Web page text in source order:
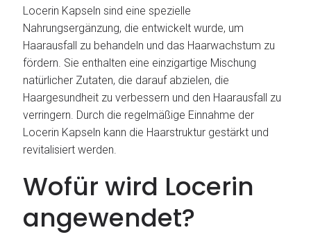
Locerin Kapseln sind eine spezielle
Nahrungsergänzung, die entwickelt wurde, um
Haarausfall zu behandeln und das Haarwachstum zu
fördern. Sie enthalten eine einzigartige Mischung
natürlicher Zutaten, die darauf abzielen, die
Haargesundheit zu verbessern und den Haarausfall zu
verringern. Durch die regelmäßige Einnahme der
Locerin Kapseln kann die Haarstruktur gestärkt und
revitalisiert werden.
Wofür wird Locerin
angewendet?